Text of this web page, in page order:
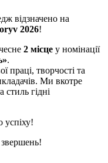
відзначено на
2026!
2 місце у номінації
.
праці, творчості та
Ми вкотре
стиль гідні
успіху!